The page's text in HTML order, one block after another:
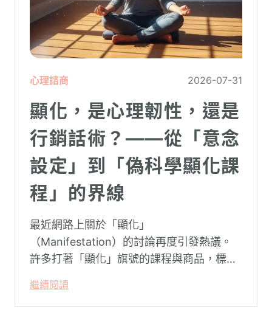
心理諮商 2026-07-31
顯化，是心理韌性，還是
行銷話術？——從「意念
設定」到「偽科學顯化課
程」的界線
最近網路上關於「顯化」
（Manifestation）的討論再度引發熱議。
許多打著「顯化」旗號的課程與商品，標榜
能吸引財富、關係與健康。這類論述聽起來
療癒，卻經常缺乏實證基礎，甚至可能對正
繼續閱讀